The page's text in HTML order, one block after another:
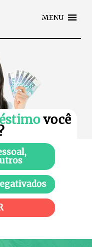
MENU
você